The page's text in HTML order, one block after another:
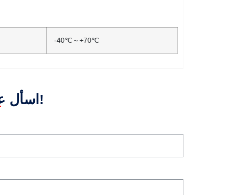
-40℃～+70℃
اسأل عن الاقتباس الآن!